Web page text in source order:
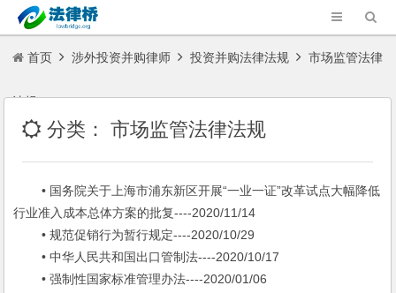
首页 涉外投资并购律师 投资并购法律法规 市场监管法律
法规
分类：市场监管法律法规
• 国务院关于上海市浦东新区开展“一业一证”改革试点大幅降低
行业准入成本总体方案的批复----2020/11/14
• 规范促销行为暂行规定----2020/10/29
• 中华人民共和国出口管制法----2020/10/17
• 强制性国家标准管理办法----2020/01/06